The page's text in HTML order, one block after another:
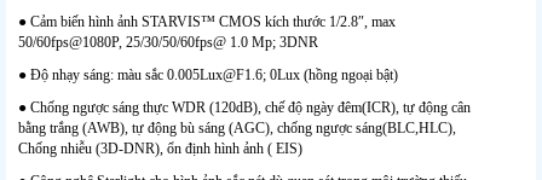
● Cảm biến hình ảnh STARVIS™ CMOS kích thước 1/2.8″, max
50/60fps@1080P, 25/30/50/60fps@ 1.0 Mp; 3DNR
● Độ nhạy sáng: màu sắc 0.005Lux@F1.6; 0Lux (hồng ngoại bật)
● Chống ngược sáng thực WDR (120dB), chế độ ngày đêm(ICR), tự động cân
bằng trắng (AWB), tự động bù sáng (AGC), chống ngược sáng(BLC,HLC),
Chống nhiễu (3D-DNR), ổn định hình ảnh ( EIS)